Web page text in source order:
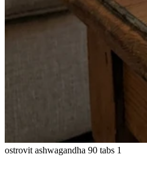
ostrovit ashwagandha 90 tabs 1